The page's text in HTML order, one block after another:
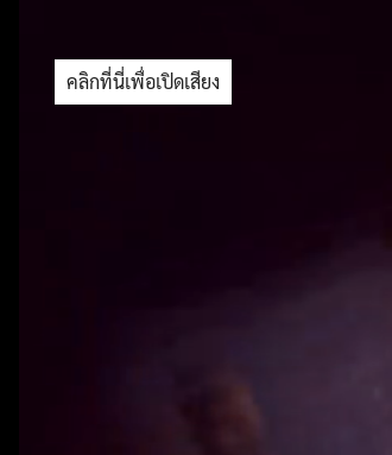
คลิกที่นี่เพื่อเปิดเสียง